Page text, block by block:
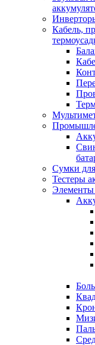
Кабель,
Сумки
Тестеры
Элементы